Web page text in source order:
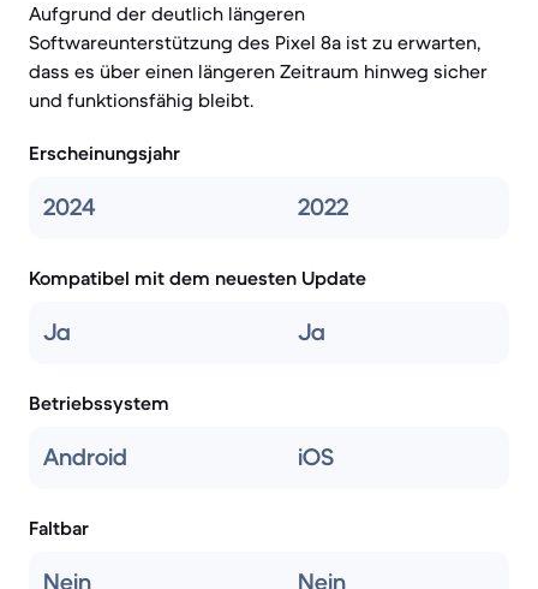
Aufgrund der deutlich längeren
Softwareunterstützung des Pixel 8a ist zu erwarten,
dass es über einen längeren Zeitraum hinweg sicher
und funktionsfähig bleibt.
Erscheinungsjahr
2024 2022
Kompatibel mit dem neuesten Update
Ja Ja
Betriebssystem
Android iOS
Faltbar
Nein Nein